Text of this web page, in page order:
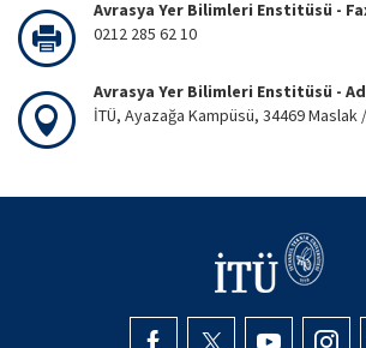
Avrasya Yer Bilimleri Enstitüsü -
0212 285 62 10
Avrasya Yer Bilimleri Enstitüsü -
İTÜ, Ayazağa Kampüsü, 34469